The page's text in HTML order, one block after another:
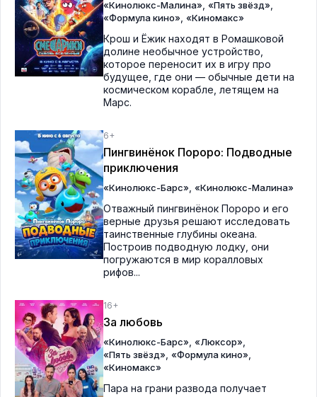
«Кинолюкс-Малина», «Пять звёзд»,
«Формула кино», «Киномакс»
Крош и Ёжик находят в Ромашковой
долине необычное устройство,
которое переносит их в игру про
будущее, где они — обычные дети на
космическом корабле, летящем на
Марс.
6+
Пингвинёнок Пороро: Подводные
приключения
«Кинолюкс-Барс», «Кинолюкс-Малина»
Отважный пингвинёнок Пороро и его
верные друзья решают исследовать
таинственные глубины океана.
Построив подводную лодку, они
погружаются в мир коралловых
рифов...
16+
За любовь
«Кинолюкс-Барс», «Люксор»,
«Пять звёзд», «Формула кино»,
«Киномакс»
Пара на грани развода получает